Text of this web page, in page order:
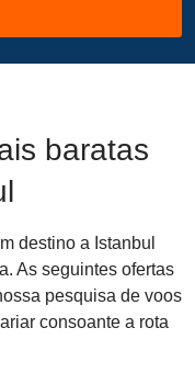
baratas
destino a Istanbul
As seguintes ofertas
pesquisa de voos
consoante a rota